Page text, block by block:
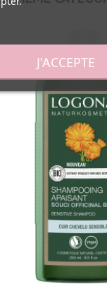
J'ACCEPTE